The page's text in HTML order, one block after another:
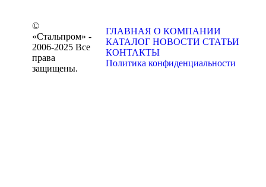
©
«Стальпром» -
2006-2025 Все
права
защищены.
ГЛАВНАЯ О КОМПАНИИ
КАТАЛОГ НОВОСТИ СТАТЬИ
КОНТАКТЫ
Политика конфиденциальности